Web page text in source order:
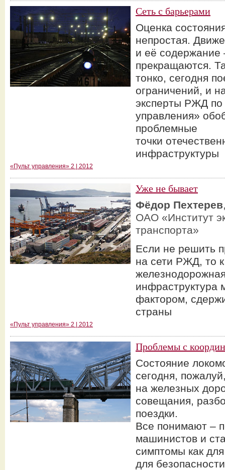
Сеть с барьерами
Оценка
непростая.
и её содержание
прекращаются.
тонко, сегодня
ограничений, и
эксперты РЖД по
управления»
проблемные
точки
инфраструктуры
«Пульт управления» 2 | 2012
Уже не бывает
Фёдор Пехтерев
ОАО «Институт
транспорта»
Если не решить
на сети РЖД, то
инфраструктура
фактором,
страны
«Пульт управления» 2 | 2012
Проблемы с
Состояние
сегодня,
на железных
совещания,
поездки.
Все понимают –
машинистов и
симптомы как
для